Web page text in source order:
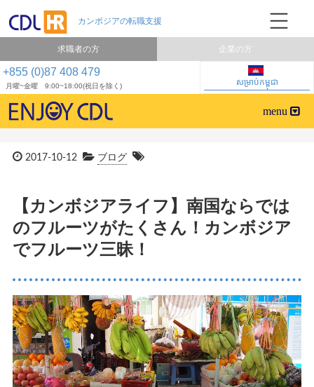
+855 (0)87 408 479
月曜~金曜 9:00~18:00(祝日を除く) សម្រាប់កម្ពុជា
求職者の方 企業の方
2017-10-12 ブログ
【カンボジアライフ】南国ならでは
のフルーツがたくさん！カンボジア
でフルーツ三昧！